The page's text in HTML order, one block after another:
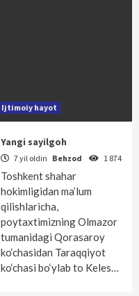
Ijtimoiy hayot
Yangi sayilgoh
7 yil oldin Behzod 1 874
Toshkent shahar
hokimligidan ma’lum
qilishlaricha,
poytaxtimizning Olmazor
tumanidagi Qorasaroy
ko‘chasidan Taraqqiyot
ko‘chasi bo‘ylab to Keles…